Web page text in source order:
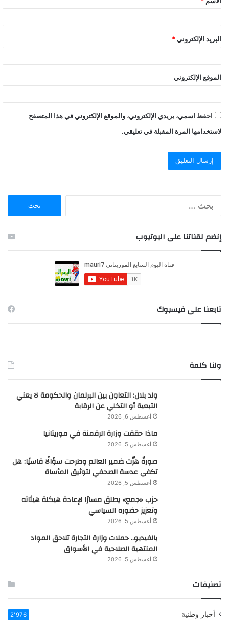
*
البريد الإلكتروني *
الموقع الإلكتروني
احفظ اسمي، بريدي الإلكتروني، والموقع الإلكتروني في هذا المتصفح
لاستخدامها المرة المقبلة في تعليقي.
ن
:
إنضم لقناتنا على اليوتيوب
تابعنا على فيسبوك
ولنا كلمة
ولد بلال: التعاون بين البرلمان والحكومة لا يعني
التبعية أو التخلي عن الرقابة
أغسطس 6, 2026
ماذا حققت وزارة الرقمنة في موريتانيا
أغسطس 5, 2026
صورةٌ هزّت ضمير العالم وطرحت سؤالًا قاسيًا: هل
تكفي عدسة الصحفي لتوثيق المأساة
أغسطس 5, 2026
حزب «جمع» يطلق مسارًا لإعادة هيكلة هيئاته
وتعزيز حضوره السياسي
أغسطس 5, 2026
بالفيديو.. حملات وزارة التجارة تلاحق المواد
المنتهية الصلاحية في الأسواق
أغسطس 5, 2026
تصنيفات
أخبار وطنية 2٬976